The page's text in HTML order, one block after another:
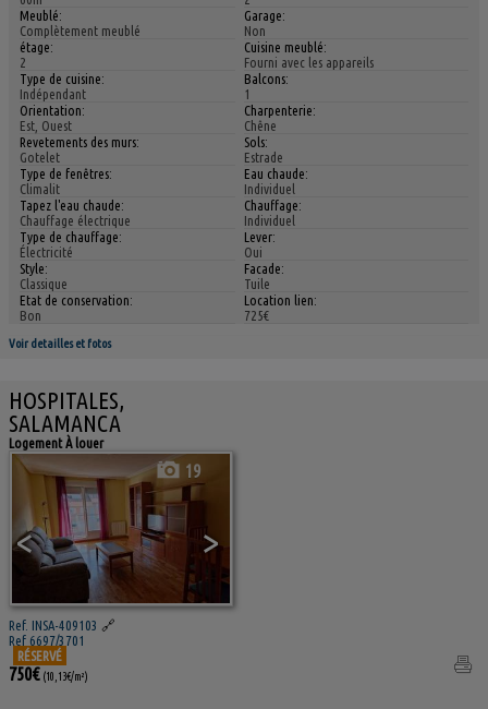
Meublé:
Complètement meublé
Garage:
Non
étage:
2
Cuisine meublé:
Fourni avec les appareils
Type de cuisine:
Indépendant
Balcons:
1
Orientation:
Est, Ouest
Charpenterie:
Chêne
Revetements des murs:
Gotelet
Sols:
Estrade
Type de fenêtres:
Climalit
Eau chaude:
Individuel
Tapez l'eau chaude:
Chauffage électrique
Chauffage:
Individuel
Type de chauffage:
Électricité
Lever:
Oui
Style:
Classique
Facade:
Tuile
Etat de conservation:
Bon
Location lien:
725€
Voir detailles et fotos
HOSPITALES,
SALAMANCA
Logement À louer
< >
19
Ref. INSA-409103 🔗
Ref 6697/3701
RÉSERVÉ
750€ (10,13€/m²)